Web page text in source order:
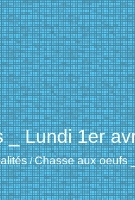
_ Lundi 1er
/Chasse aux oeufs